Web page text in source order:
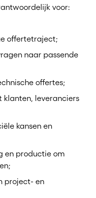
voor:
offertetraject;
naar passende
offertes;
leveranciers
kansen en
en productie om
project- en